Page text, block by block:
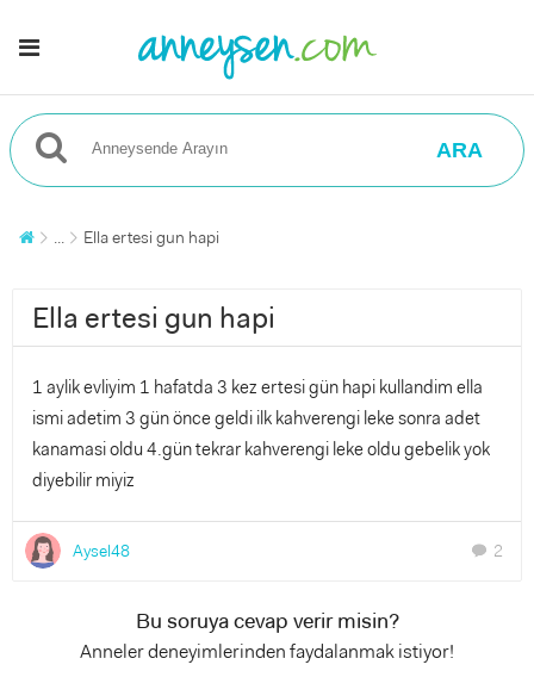
ARA
... Ella ertesi gun hapi
Ella ertesi gun hapi
1 aylik evliyim 1 hafatda 3 kez ertesi gün hapi kullandim ella
ismi adetim 3 gün önce geldi ilk kahverengi leke sonra adet
kanamasi oldu 4.gün tekrar kahverengi leke oldu gebelik yok
diyebilir miyiz
Aysel48 chat 2
Bu soruya cevap verir misin?
Anneler deneyimlerinden faydalanmak istiyor!